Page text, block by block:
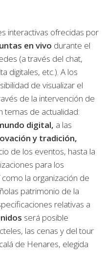
interactivas ofrecidas por
en vivo durante el
(a través del chat,
digitales, etc.). A los
de visualizar el
de la intervención de
temas de actualidad:
digital, a las
y tradición,
de los eventos, hasta la
para los
la organización de
patrimonio de la
relativas a
será posible
las cenas y del tour
de Henares, elegida